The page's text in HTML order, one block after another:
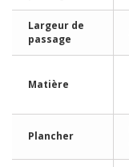
Largeur de
passage
Matière
Plancher